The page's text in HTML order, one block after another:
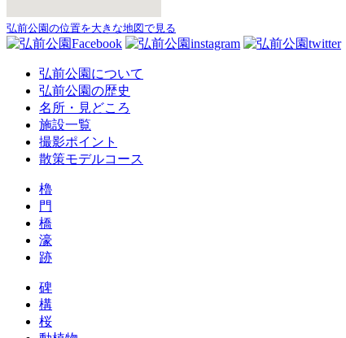
弘前公園の位置を大きな地図で見る
弘前公園について
弘前公園の歴史
名所・見どころ
施設一覧
撮影ポイント
散策モデルコース
櫓
門
橋
濠
跡
碑
構
桜